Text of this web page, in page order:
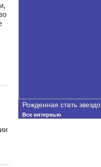
Рожденная стать
Все интервью